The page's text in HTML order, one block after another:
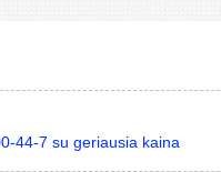
44-7 su geriausia kaina